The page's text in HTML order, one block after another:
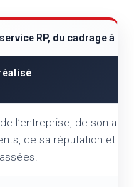
RP, du cadrage à
l’entreprise, de son
de sa réputation et